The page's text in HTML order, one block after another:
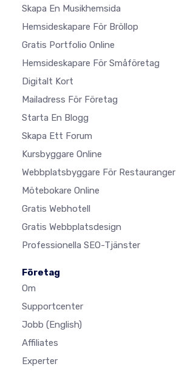
Skapa En Musikhemsida
Hemsideskapare För Bröllop
Gratis Portfolio Online
Hemsideskapare För Småföretag
Digitalt Kort
Mailadress För Företag
Starta En Blogg
Skapa Ett Forum
Kursbyggare Online
Webbplatsbyggare För Restauranger
Mötebokare Online
Gratis Webhotell
Gratis Webbplatsdesign
Professionella SEO-Tjänster
Företag
Om
Supportcenter
Jobb (English)
Affiliates
Experter